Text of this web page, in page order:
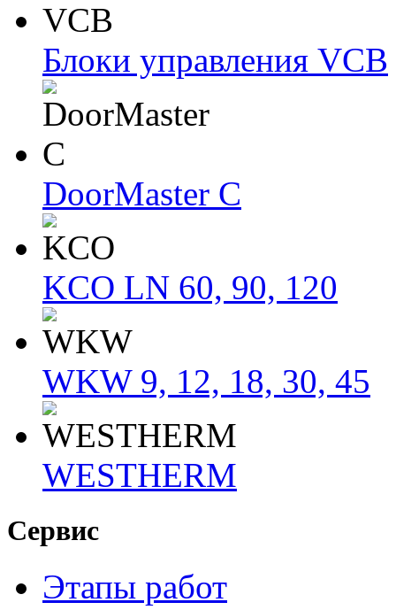
Блоки упрaвлeния VCB
DoorMaster C
KCO LN 60, 90, 120
WKW 9, 12, 18, 30, 45
WESTHERM
Сервис
Этапы работ